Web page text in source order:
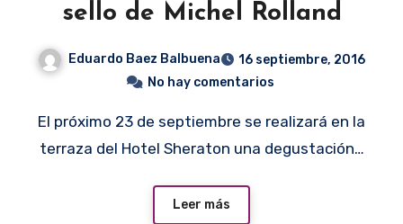
sello de Michel Rolland
Eduardo Baez Balbuena
16 septiembre, 2016
No hay comentarios
El próximo 23 de septiembre se realizará en la
terraza del Hotel Sheraton una degustación…
Leer más